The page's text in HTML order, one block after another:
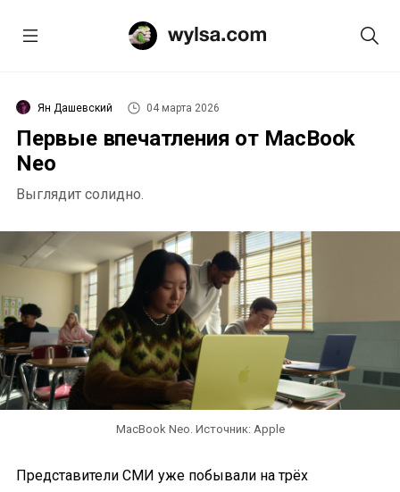
Ян Дашевский 04 марта 2026
Первые впечатления от MacBook
Neo
Выглядит солидно.
MacBook Neo. Источник: Apple
Представители СМИ уже побывали на трёх